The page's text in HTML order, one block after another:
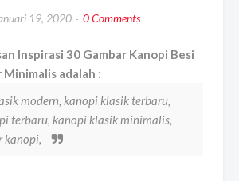
19, 2020 0 Comments
Inspirasi 30 Gambar Kanopi Besi
Minimalis adalah :
modern, kanopi klasik terbaru,
terbaru, kanopi klasik minimalis,
kanopi,